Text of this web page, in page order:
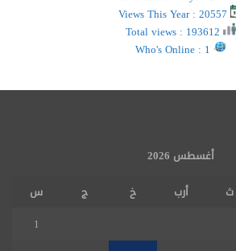
أغسطس 2026
ث أرب خ ج
س
1